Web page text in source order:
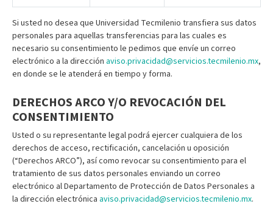
Si usted no desea que Universidad Tecmilenio transfiera sus datos
personales para aquellas transferencias para las cuales es
necesario su consentimiento le pedimos que envíe un correo
electrónico a la dirección aviso.privacidad@servicios.tecmilenio.mx,
en donde se le atenderá en tiempo y forma.
DERECHOS ARCO Y/O REVOCACIÓN DEL
CONSENTIMIENTO
Usted o su representante legal podrá ejercer cualquiera de los
derechos de acceso, rectificación, cancelación u oposición
(“Derechos ARCO”), así como revocar su consentimiento para el
tratamiento de sus datos personales enviando un correo
electrónico al Departamento de Protección de Datos Personales a
la dirección electrónica aviso.privacidad@servicios.tecmilenio.mx.